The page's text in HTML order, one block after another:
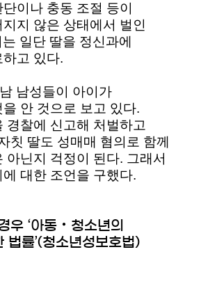
이나 충동 조절 등이
지 않은 상태에서 벌인
일단 딸을 정신과에
고 있다.
남성들이 아이가
안 것으로 보고 있다.
경찰에 신고해 처벌하고
칫 딸도 성매매 혐의로 함께
아닌지 걱정이 된다. 그래서
대한 조언을 구했다.
우 ‘아동‧청소년의
법률’(청소년성보호법)